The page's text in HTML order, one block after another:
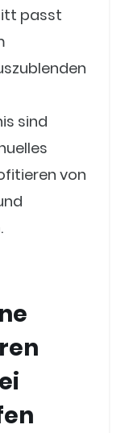
passt
sind
von